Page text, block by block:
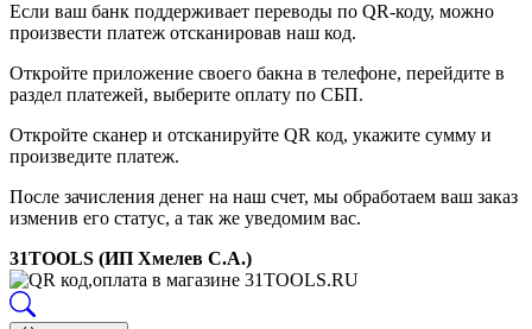
Если ваш банк поддерживает переводы по QR-коду, можно
произвести платеж отсканировав наш код.
Откройте приложение своего бакна в телефоне, перейдите в
раздел платежей, выберите оплату по СБП.
Откройте сканер и отсканируйте QR код, укажите сумму и
произведите платеж.
После зачисления денег на наш счет, мы обработаем ваш заказ
изменив его статус, а так же уведомим вас.
31TOOLS (ИП Хмелев С.А.)